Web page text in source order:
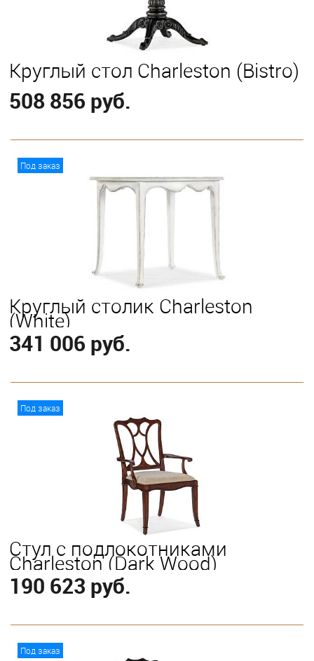
Круглый стол Charleston (Bistro)
508 856 руб.
Под заказ
Круглый столик Charleston
(White)
341 006 руб.
Под заказ
Стул с подлокотниками
Charleston (Dark Wood)
190 623 руб.
Под заказ